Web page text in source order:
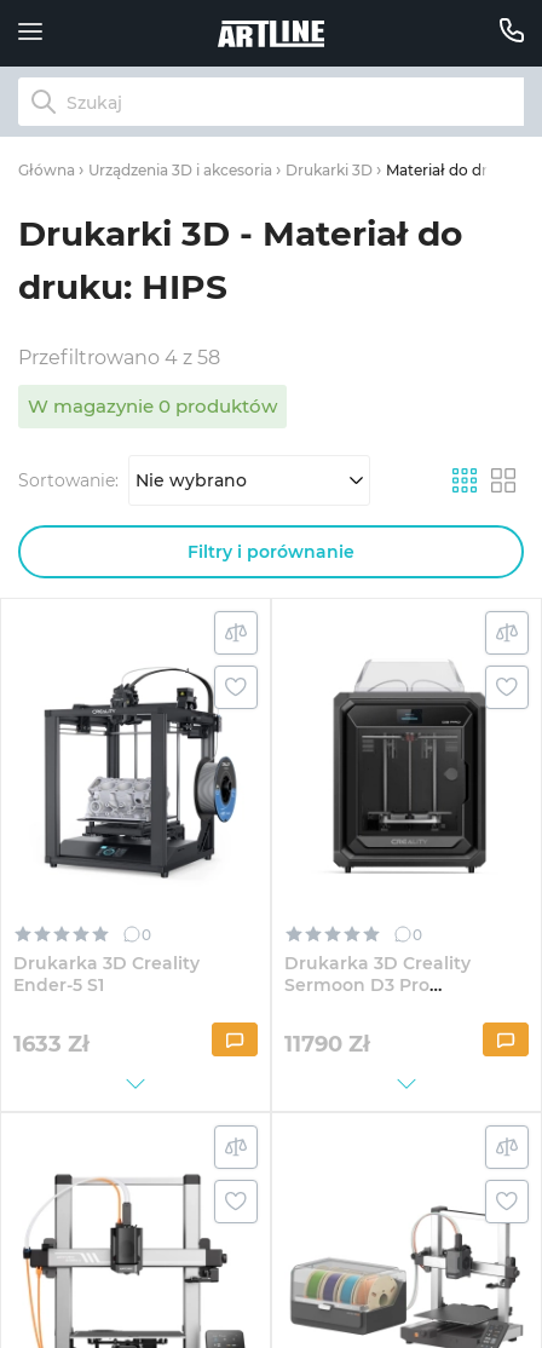
Główna Urządzenia 3D i akcesoria Drukarki 3D Materiał do druku:
Drukarki 3D - Materiał do
druku: HIPS
Przefiltrowano 4 z 58
W magazynie 0 produktów
Sortowanie: Nie wybrano
Filtry i porównanie
0
Drukarka 3D Creality
Ender-5 S1
1633 Zł
0
Drukarka 3D Creality
Sermoon D3 Pro
11790 Zł